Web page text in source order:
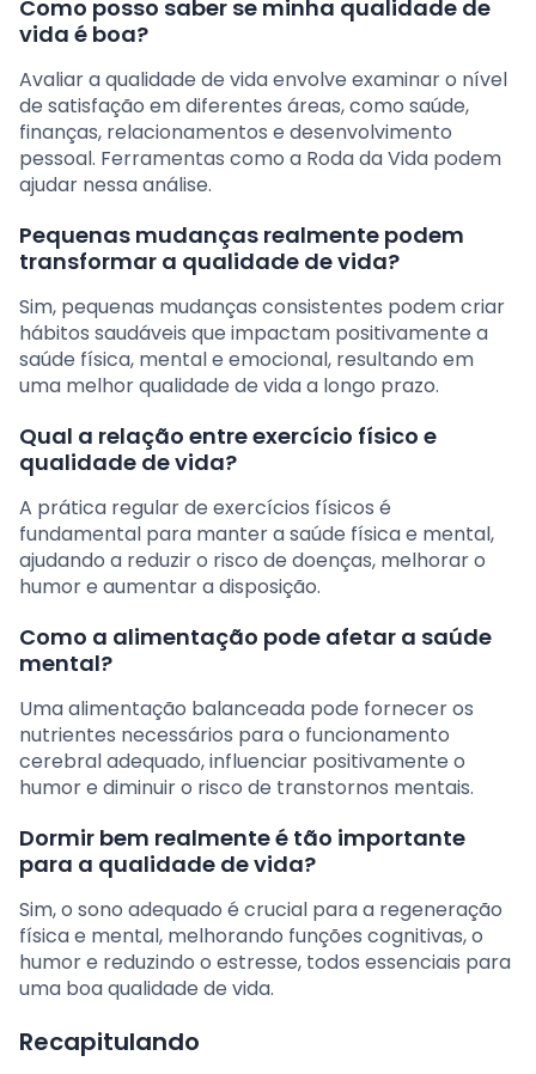
Como posso saber se minha qualidade de
vida é boa?
Avaliar a qualidade de vida envolve examinar o nível
de satisfação em diferentes áreas, como saúde,
finanças, relacionamentos e desenvolvimento
pessoal. Ferramentas como a Roda da Vida podem
ajudar nessa análise.
Pequenas mudanças realmente podem
transformar a qualidade de vida?
Sim, pequenas mudanças consistentes podem criar
hábitos saudáveis que impactam positivamente a
saúde física, mental e emocional, resultando em
uma melhor qualidade de vida a longo prazo.
Qual a relação entre exercício físico e
qualidade de vida?
A prática regular de exercícios físicos é
fundamental para manter a saúde física e mental,
ajudando a reduzir o risco de doenças, melhorar o
humor e aumentar a disposição.
Como a alimentação pode afetar a saúde
mental?
Uma alimentação balanceada pode fornecer os
nutrientes necessários para o funcionamento
cerebral adequado, influenciar positivamente o
humor e diminuir o risco de transtornos mentais.
Dormir bem realmente é tão importante
para a qualidade de vida?
Sim, o sono adequado é crucial para a regeneração
física e mental, melhorando funções cognitivas, o
humor e reduzindo o estresse, todos essenciais para
uma boa qualidade de vida.
Recapitulando